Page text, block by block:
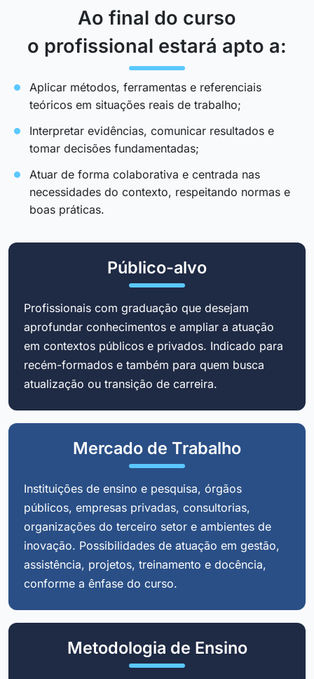
Ao final do curso
o profissional estará apto a:
Aplicar métodos, ferramentas e referenciais
teóricos em situações reais de trabalho;
Interpretar evidências, comunicar resultados e
tomar decisões fundamentadas;
Atuar de forma colaborativa e centrada nas
necessidades do contexto, respeitando normas e
boas práticas.
Público-alvo
Profissionais com graduação que desejam
aprofundar conhecimentos e ampliar a atuação
em contextos públicos e privados. Indicado para
recém-formados e também para quem busca
atualização ou transição de carreira.
Mercado de Trabalho
Instituições de ensino e pesquisa, órgãos
públicos, empresas privadas, consultorias,
organizações do terceiro setor e ambientes de
inovação. Possibilidades de atuação em gestão,
assistência, projetos, treinamento e docência,
conforme a ênfase do curso.
Metodologia de Ensino